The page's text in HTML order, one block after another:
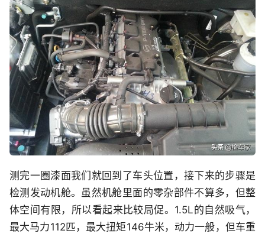
测完一圈漆面我们就回到了车头位置，接下来的步骤是
检测发动机舱。虽然机舱里面的零杂部件不算多，但整
体空间有限，所以看起来比较局促。1.5L的自然吸气，
最大马力112匹，最大扭矩146牛米，动力一般，但车重